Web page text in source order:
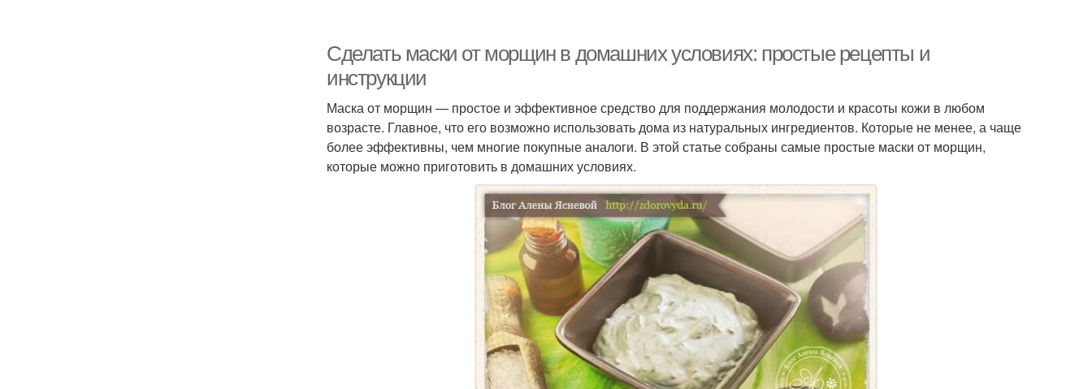
Сделать маски от морщин в домашних условиях: простые рецепты и
инструкции
Маска от морщин — простое и эффективное средство для поддержания молодости и красоты кожи в любом
возрасте. Главное, что его возможно использовать дома из натуральных ингредиентов. Которые не менее, а чаще
более эффективны, чем многие покупные аналоги. В этой статье собраны самые простые маски от морщин,
которые можно приготовить в домашних условиях.